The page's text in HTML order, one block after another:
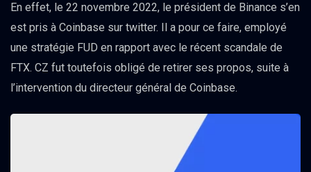
En effet, le 22 novembre 2022, le président de Binance s’en
est pris à Coinbase sur twitter. Il a pour ce faire, employé
une stratégie FUD en rapport avec le récent scandale de
FTX. CZ fut toutefois obligé de retirer ses propos, suite à
l’intervention du directeur général de Coinbase.